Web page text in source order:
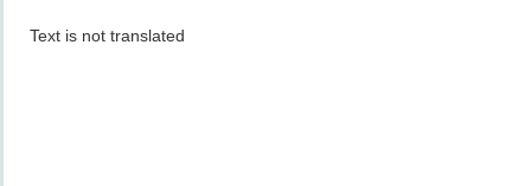
Text is not translated